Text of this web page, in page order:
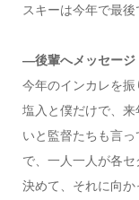
スキーは今年で最後
―後輩へメッセージ
今年のインカレを
塩入と僕だけで、
いと監督たちも言
で、一人一人が各
決めて、それに向